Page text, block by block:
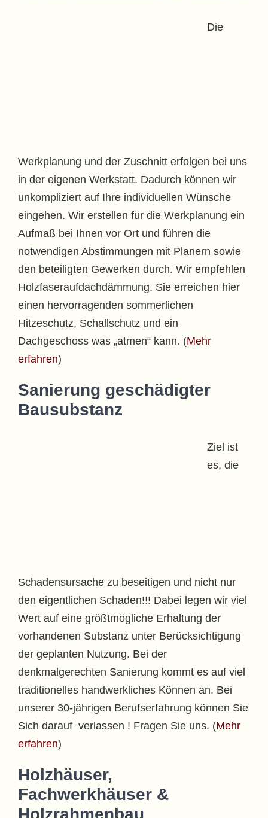
Die
Werkplanung und der Zuschnitt erfolgen bei uns
in der eigenen Werkstatt. Dadurch können wir
unkompliziert auf Ihre individuellen Wünsche
eingehen. Wir erstellen für die Werkplanung ein
Aufmaß bei Ihnen vor Ort und führen die
notwendigen Abstimmungen mit Planern sowie
den beteiligten Gewerken durch. Wir empfehlen
Holzfaseraufdachdämmung. Sie erreichen hier
einen hervorragenden sommerlichen
Hitzeschutz, Schallschutz und ein
Dachgeschoss was „atmen“ kann. (Mehr
erfahren)
Sanierung geschädigter
Bausubstanz
Ziel ist
es, die
Schadensursache zu beseitigen und nicht nur
den eigentlichen Schaden!!! Dabei legen wir viel
Wert auf eine größtmögliche Erhaltung der
vorhandenen Substanz unter Berücksichtigung
der geplanten Nutzung. Bei der
denkmalgerechten Sanierung kommt es auf viel
traditionelles handwerkliches Können an. Bei
unserer 30-jährigen Berufserfahrung können Sie
Sich darauf verlassen ! Fragen Sie uns. (Mehr
erfahren)
Holzhäuser,
Fachwerkhäuser &
Holzrahmenbau